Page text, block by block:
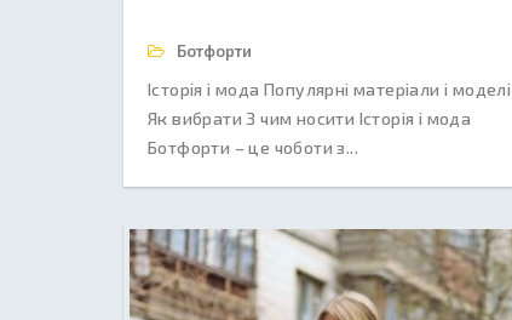
Ботфорти
Історія і мода Популярні матеріали і моделі
Як вибрати З чим носити Історія і мода
Ботфорти – це чоботи з...